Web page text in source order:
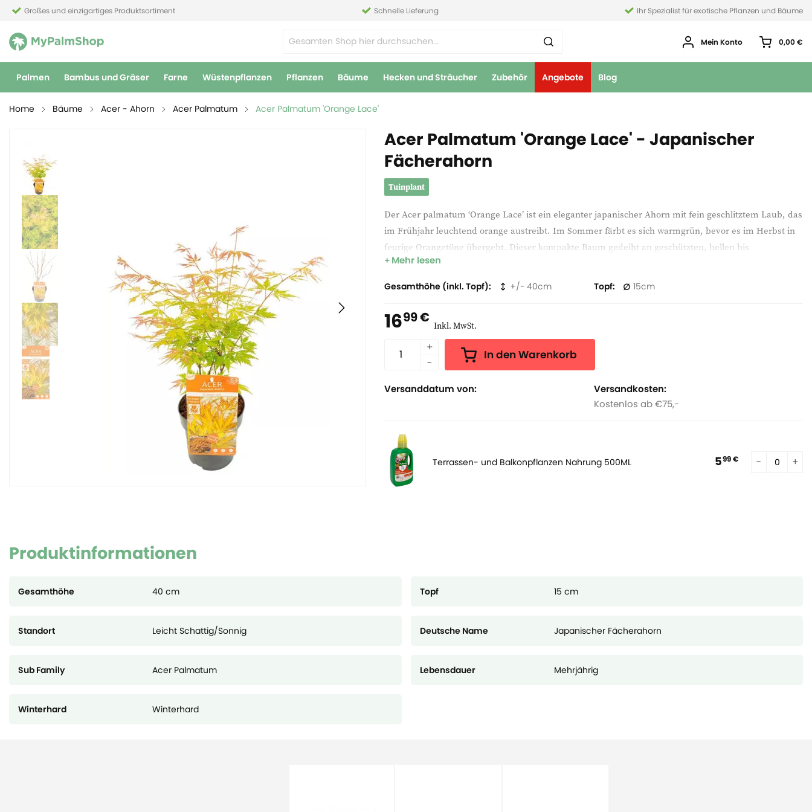
Großes und einzigartiges Produktsortiment Schnelle Lieferung Ihr Spezialist für exotische Pflanzen und Bäume
Mein Konto 0,00 €
Palmen Bambus und Gräser Farne Wüstenpflanzen Pflanzen Bäume Hecken und Sträucher Zubehör Angebote Blog
Home Bäume Acer - Ahorn Acer Palmatum Acer Palmatum 'Orange Lace'
Acer Palmatum 'Orange Lace' - Japanischer
Fächerahorn
Tuinplant
Der Acer palmatum ‘Orange Lace’ ist ein eleganter japanischer Ahorn mit fein geschlitztem Laub, das
im Frühjahr leuchtend orange austreibt. Im Sommer färbt es sich warmgrün, bevor es im Herbst in
feurige Orangetöne übergeht. Dieser kompakte Baum gedeiht an geschützten, hellen bis
halbschattigen Standorten und eignet sich ideal für Gärten, Terrassen und Innenhöfe.
Mehr lesen
Gesamthöhe (inkl. Topf) 40 Topf 15
1699 € Inkl. MwSt.
In den Warenkorb
Versanddatum von:
Versandkosten:
Kostenlos ab €75,-
Terrassen- und Balkonpflanzen Nahrung 500ML 599 €
Produktinformationen
Gesamthöhe 40 cm Topf 15 cm
Standort Leicht Schattig/Sonnig Deutsche Name Japanischer Fächerahorn
Sub Family Acer Palmatum Lebensdauer Mehrjährig
Winterhard Winterhard